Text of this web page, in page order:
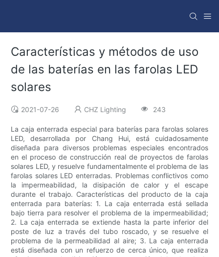
Características y métodos de uso
de las baterías en las farolas LED
solares
2021-07-26 CHZ Lighting 243
La caja enterrada especial para baterías para farolas solares
LED, desarrollada por Chang Hui, está cuidadosamente
diseñada para diversos problemas especiales encontrados
en el proceso de construcción real de proyectos de farolas
solares LED, y resuelve fundamentalmente el problema de las
farolas solares LED enterradas. Problemas conflictivos como
la impermeabilidad, la disipación de calor y el escape
durante el trabajo. Características del producto de la caja
enterrada para baterías: 1. La caja enterrada está sellada
bajo tierra para resolver el problema de la impermeabilidad;
2. La caja enterrada se extiende hasta la parte inferior del
poste de luz a través del tubo roscado, y se resuelve el
problema de la permeabilidad al aire; 3. La caja enterrada
está diseñada con un refuerzo de cerca único, que realiza